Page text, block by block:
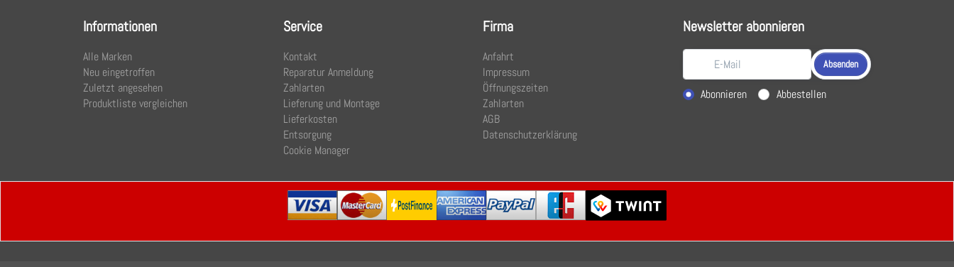
Informationen
Alle Marken
Neu eingetroffen
Zuletzt angesehen
Produktliste vergleichen
Service
Kontakt
Reparatur Anmeldung
Zahlarten
Lieferung und Montage
Lieferkosten
Entsorgung
Cookie Manager
Firma
Anfahrt
Impressum
Öffnungszeiten
Zahlarten
AGB
Datenschutzerklärung
Newsletter abonnieren
Absenden
Aktion wählen
Abonnieren Abbestellen